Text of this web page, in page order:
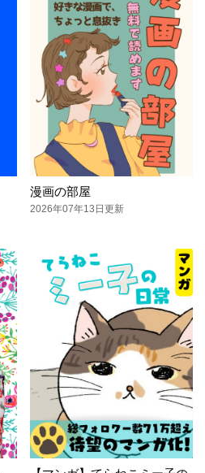
漫画の部屋
2026年07年13日更新